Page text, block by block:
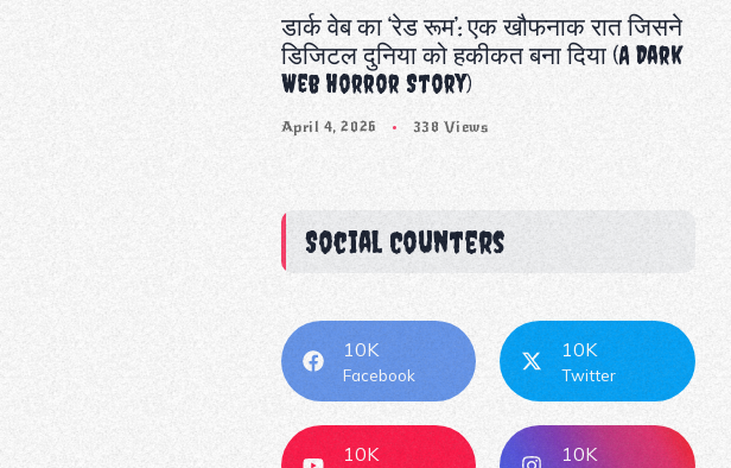
डार्क वेब का ‘रेड रूम’: एक खौफनाक रात जिसने
डिजिटल दुनिया को हकीकत बना दिया (A Dark
Web Horror Story)
April 4, 2026 338 Views
Social Counters
10K
Facebook
10K
Twitter
10K 10K